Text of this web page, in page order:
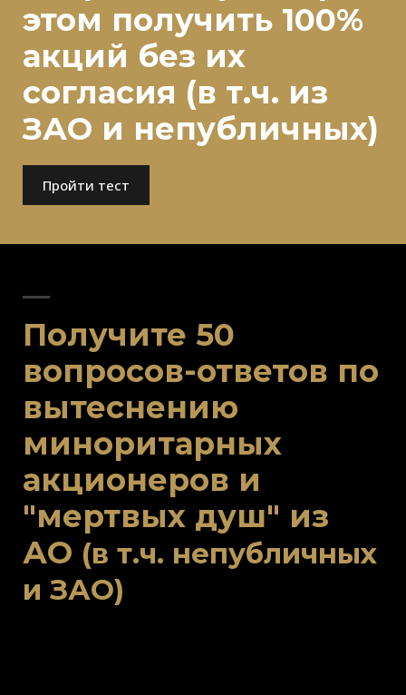
этом получить 100%
акций без их
согласия (в т.ч. из
ЗАО и непубличных)
Пройти тест
Получите 50
вопросов-ответов по
вытеснению
миноритарных
акционеров и
"мертвых душ" из
АО (в т.ч. непубличных
и ЗАО)